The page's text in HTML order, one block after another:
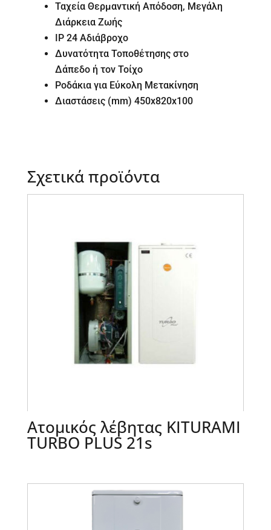
Ταχεία Θερμαντική Απόδοση, Μεγάλη
Διάρκεια Ζωής
IP 24 Αδιάβροχο
Δυνατότητα Τοποθέτησης στο
Δάπεδο ή τον Τοίχο
Ροδάκια για Εύκολη Μετακίνηση
Διαστάσεις (mm) 450x820x100
Σχετικά προϊόντα
Ατομικός λέβητας KITURAMI
TURBO PLUS 21s